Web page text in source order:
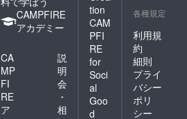
CAMPFIRE
アカデミー
CA
MP
FI
RE
ア
説
明
会
・
相
tion
CAM
PFI
RE
for
Soci
al
Goo
d
各種規定
利用規
約
細則
プライ
バシー
ポリ
シー